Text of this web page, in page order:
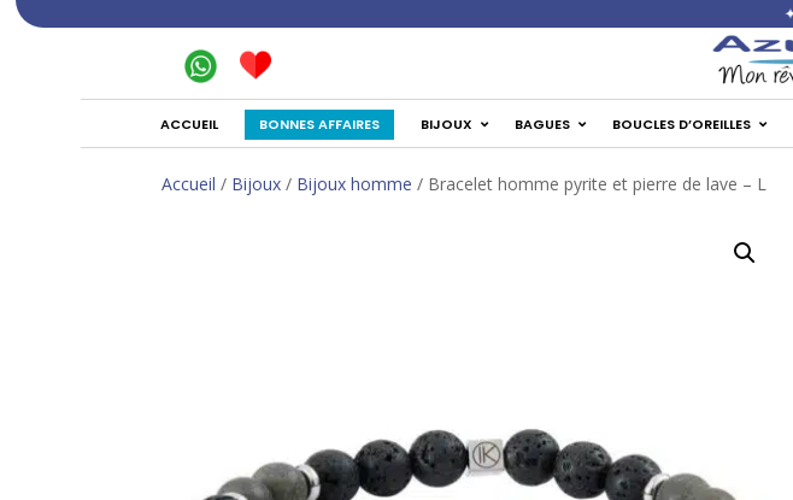
ACCUEIL BONNES AFFAIRES BIJOUX BAGUES BOUCLES D’OREILLES
Accueil / Bijoux / Bijoux homme / Bracelet homme pyrite et pierre de lave – L